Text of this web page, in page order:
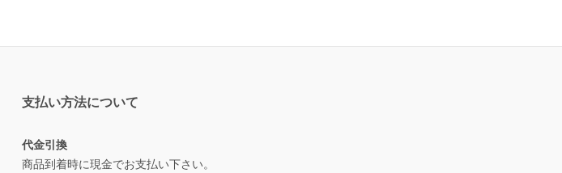
支払い方法について
代金引換
商品到着時に現金でお支払い下さい。